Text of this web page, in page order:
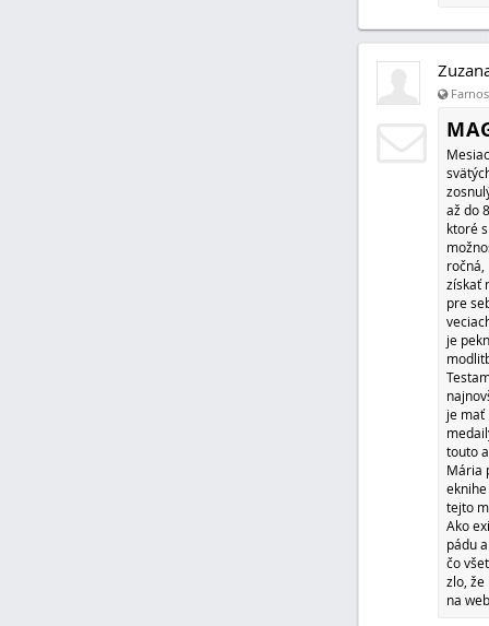
až do
ktoré
získať
pre
je
je mať
touto
Mária
tejto
Ako
pádu
čo
zlo,
na